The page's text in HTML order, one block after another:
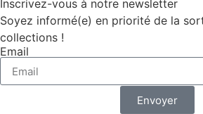
Inscrivez-vous à notre newsletter
Soyez informé(e) en priorité de la
collections !
Email
Envoyer